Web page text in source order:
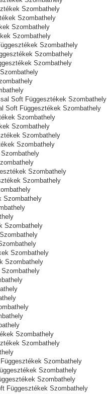
Szombathely
Szombathely
Szombathely
Szombathely
Szombathely
Szombathely
Szombathely
Soft Függesztékek Szombathely
Soft Függesztékek Szombathely
Szombathely
Szombathely
Szombathely
Szombathely
Szombathely
Szombathely
Szombathely
Szombathely
Szombathely
Szombathely
Szombathely
Szombathely
Szombathely
Szombathely
Szombathely
Függesztékek Szombathely